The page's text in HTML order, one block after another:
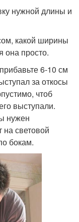
нужной длины и
какой ширины
она просто.
6-10 см
за откосы
чтоб
выступали.
нужен
на световой
бокам.